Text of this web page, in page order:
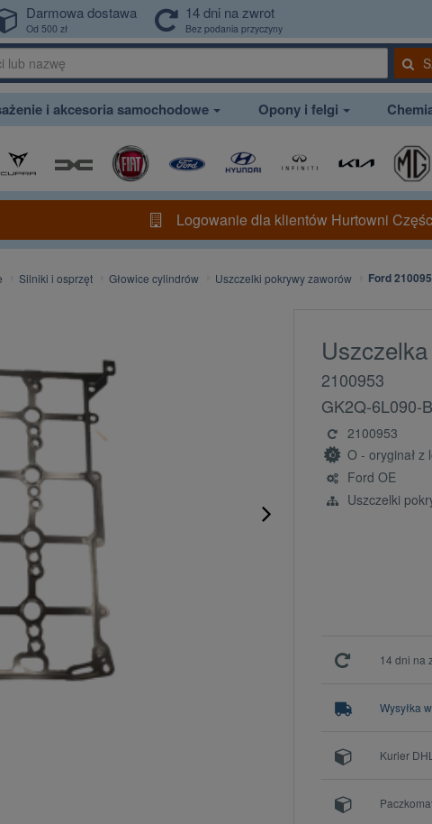
Darmowa dostawa
Od 500 zł
14 dni na zwrot
Bez podania przyczyny
i akcesoria samochodowe Opony i felgi
Logowanie dla klientów Hurtowni
Silniki i osprzęt Głowice cylindrów Uszczelki pokrywy zaworów Ford
2100953
GK2Q-6L090-
2100953
O - oryginał z
Ford OE
Uszczelki
14 dni na
Wysyłka
Kurier DHL